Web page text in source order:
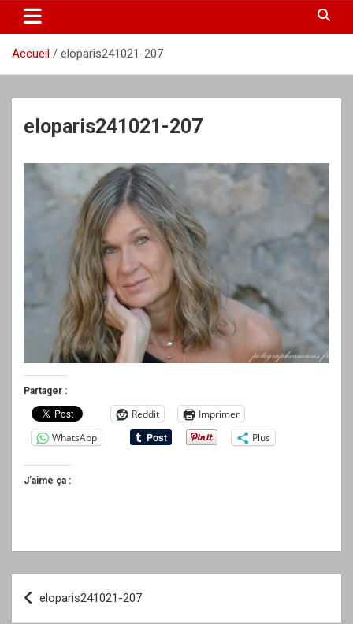
Accueil eloparis241021-207
eloparis241021-207
Partager :
Reddit
Imprimer
WhatsApp
Plus
J’aime ça :
Navigation
de
eloparis241021-207